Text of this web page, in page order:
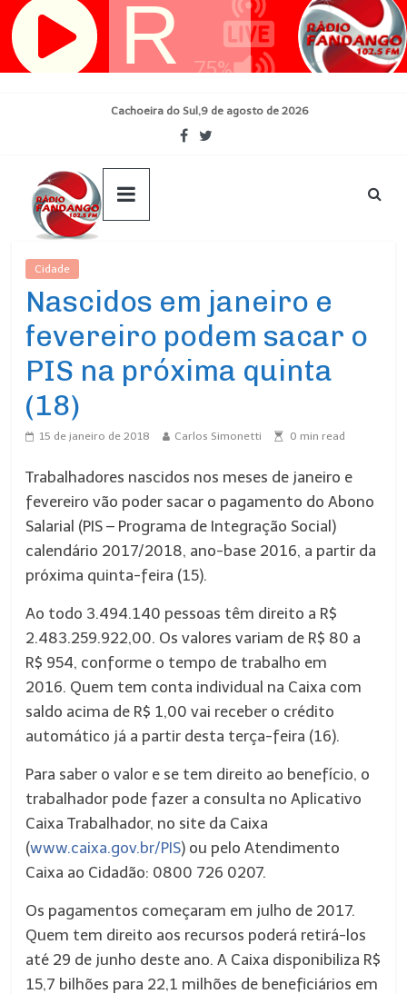
Pular
para
Cachoeira do Sul,9 de agosto de 2026
Cidade
Nascidos em janeiro e
fevereiro podem sacar o
PIS na próxima quinta
(18)
15 de janeiro de 2018 Carlos Simonetti 0 min read
Trabalhadores nascidos nos meses de janeiro e
fevereiro vão poder sacar o pagamento do Abono
Salarial (PIS – Programa de Integração Social)
calendário 2017/2018, ano-base 2016, a partir da
próxima quinta-feira (15).
Ao todo 3.494.140 pessoas têm direito a R$
2.483.259.922,00. Os valores variam de R$ 80 a
R$ 954, conforme o tempo de trabalho em
2016. Quem tem conta individual na Caixa com
saldo acima de R$ 1,00 vai receber o crédito
automático já a partir desta terça-feira (16).
Para saber o valor e se tem direito ao benefício, o
trabalhador pode fazer a consulta no Aplicativo
Caixa Trabalhador, no site da Caixa
(www.caixa.gov.br/PIS) ou pelo Atendimento
Caixa ao Cidadão: 0800 726 0207.
Os pagamentos começaram em julho de 2017.
Quem tem direito aos recursos poderá retirá-los
até 29 de junho deste ano. A Caixa disponibiliza R$
15,7 bilhões para 22,1 milhões de beneficiários em